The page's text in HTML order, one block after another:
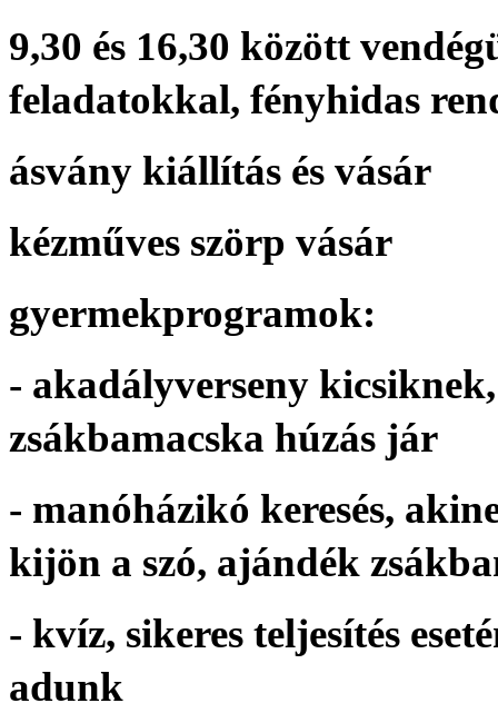
9,30 és 16,30 között
feladatokkal, fényhidas
ásvány kiállítás és vásár
kézműves szörp vásár
gyermekprogramok:
- akadályverseny
zsákbamacska húzás jár
- manóházikó keresés,
kijön a szó, ajándék
- kvíz, sikeres teljesítés
adunk